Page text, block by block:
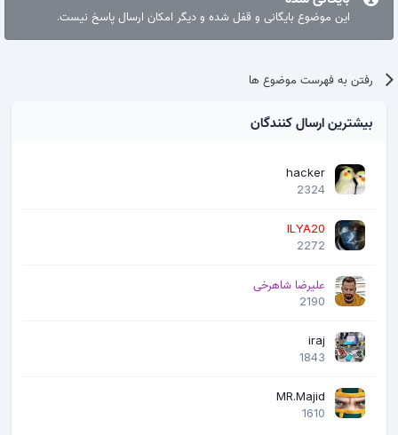
این موضوع بایگانی و قفل شده و دیگر امکان ارسال پاسخ نیست.
رفتن به فهرست موضوع ها
بیشترین ارسال کنندگان
hacker
2324
ILYA20
2272
علیرضا شاهرخی
2190
iraj
1843
MR.Majid
1610